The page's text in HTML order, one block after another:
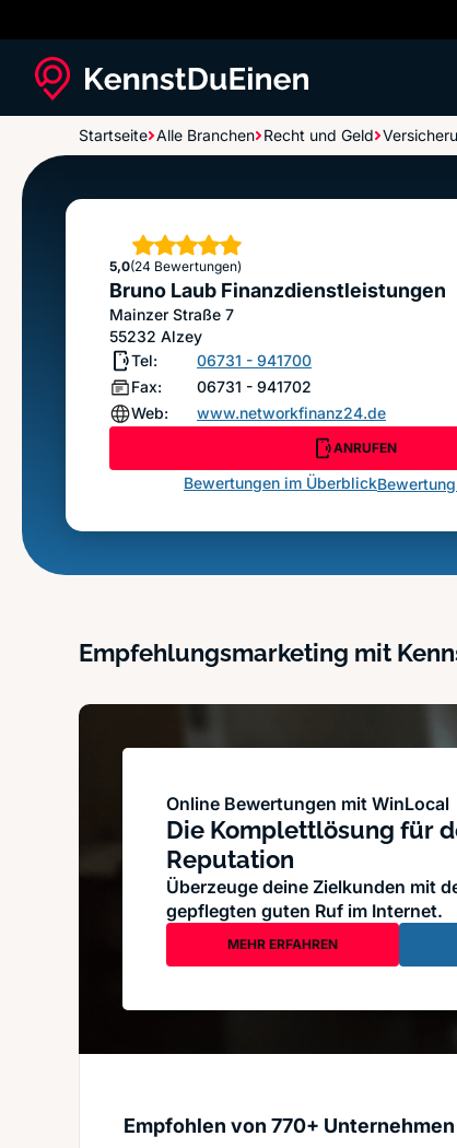
Startseite Alle Branchen Recht und Geld
Bruno Laub Finanzdienstleistungen
5,0
Sterne
(24 Bewertungen)
Bruno Laub Finanzdienstleistungen
Mainzer Straße 7
55232 Alzey
Tel:
06731 - 941700
Fax:
06731 - 941702
Web:
www.networkfinanz24.de
ANRUFEN
Bewertungen im Überblick
Empfehlungsmarketing mit
Online Bewertungen mit WinLocal
Die Komplettlösung für
Reputation
Überzeuge deine Zielkunden mit
gepflegten guten Ruf im Internet.
MEHR ERFAHREN
Empfohlen von 770+